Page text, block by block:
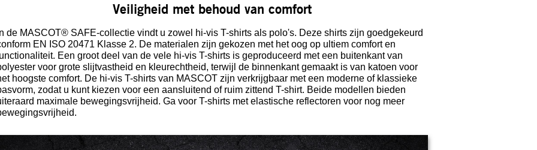
Veiligheid met behoud van comfort
In de MASCOT® SAFE-collectie vindt u zowel hi-vis T-shirts als polo's. Deze shirts zijn goedgekeurd
EN ISO 20471 Klasse 2. De materialen zijn gekozen met het oog op ultiem comfort en
Een groot deel van de vele hi-vis T-shirts is geproduceerd met een buitenkant van
voor grote slijtvastheid en kleurechtheid, terwijl de binnenkant gemaakt is van katoen voor
hoogste comfort. De hi-vis T-shirts van MASCOT zijn verkrijgbaar met een moderne of klassieke
zodat u kunt kiezen voor een aansluitend of ruim zittend T-shirt. Beide modellen bieden
maximale bewegingsvrijheid. Ga voor T-shirts met elastische reflectoren voor nog meer